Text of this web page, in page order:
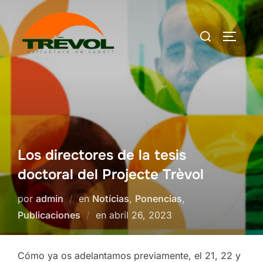
al
contenido
Buscar:
Los directores de la tesis
doctoral del Projecte Trèvol
poradmin en Notícias, Ponencias,
Publicaciones
en Publicado
el
abril 26, 2023
Cómo ya os adelantamos previamente, el 21, 22 y